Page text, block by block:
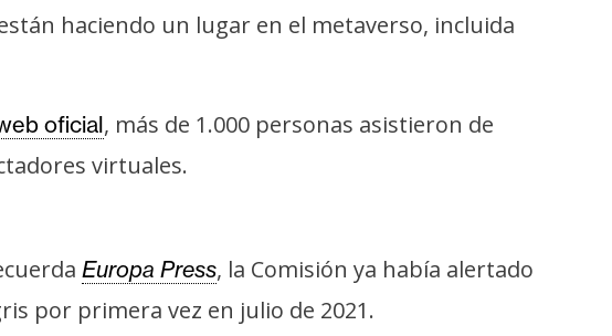
haciendo un lugar en el metaverso, incluida
oficial, más de 1.000 personas asistieron de
virtuales.
Europa Press, la Comisión ya había alertado
por primera vez en julio de 2021.